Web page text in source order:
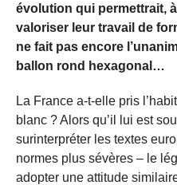
évolution qui permettrait,
valoriser leur travail de
ne fait pas encore
ballon rond hexagonal…
La France a-t-elle pris
blanc ? Alors qu’il lui est
surinterpréter les textes
normes plus sévères – le
adopter une attitude